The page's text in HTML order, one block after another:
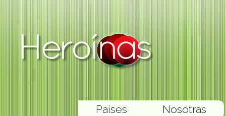
Nosotras
Paises